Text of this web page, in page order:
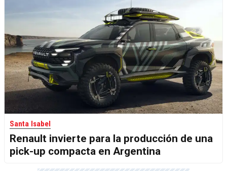
Santa Isabel
Renault invierte para la producción de una
pick-up compacta en Argentina